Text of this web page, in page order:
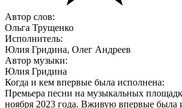
Автор слов:
Ольга Трущенко
Исполнитель:
Юлия Гридина, Олег Андреев
Автор музыки:
Юлия Гридина
Когда и кем впервые была исполнена:
Премьера песни на музыкальных
ноября 2023 года. Вживую впервые